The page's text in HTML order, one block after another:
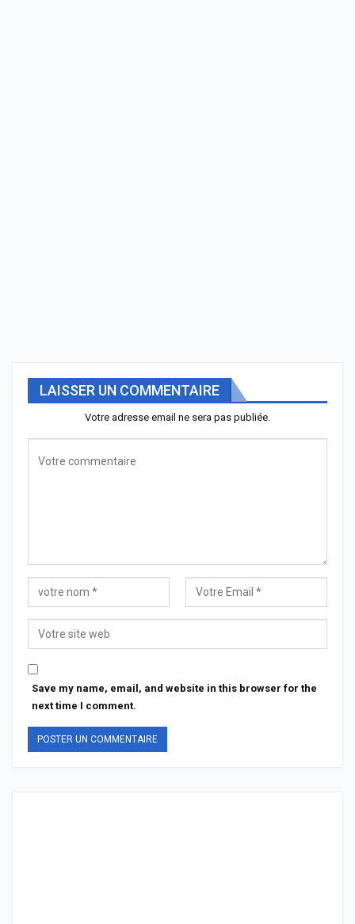
LAISSER UN COMMENTAIRE
Votre adresse email ne sera pas publiée.
Save my name, email, and website in this browser for the
next time I comment.